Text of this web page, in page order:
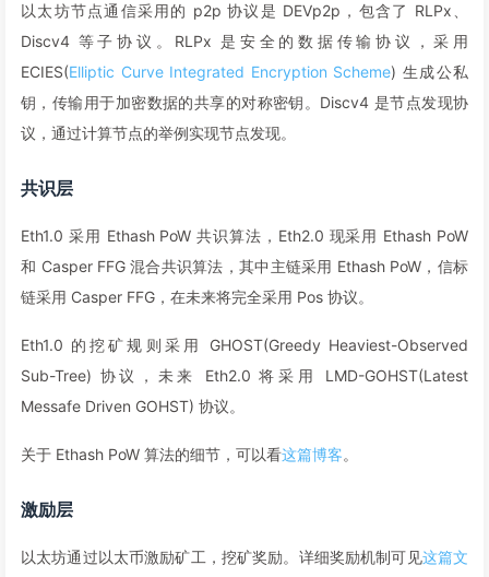
以太坊节点通信采用的 p2p 协议是 DEVp2p，包含了 RLPx、
Discv4 等子协议。RLPx 是安全的数据传输协议，采用
ECIES(Elliptic Curve Integrated Encryption Scheme) 生成公私
钥，传输用于加密数据的共享的对称密钥。Discv4 是节点发现协
议，通过计算节点的举例实现节点发现。
共识层
Eth1.0 采用 Ethash PoW 共识算法，Eth2.0 现采用 Ethash PoW
和 Casper FFG 混合共识算法，其中主链采用 Ethash PoW，信标
链采用 Casper FFG，在未来将完全采用 Pos 协议。
Eth1.0 的挖矿规则采用 GHOST(Greedy Heaviest-Observed
Sub-Tree) 协议，未来 Eth2.0 将采用 LMD-GOHST(Latest
Messafe Driven GOHST) 协议。
关于 Ethash PoW 算法的细节，可以看这篇博客。
激励层
以太坊通过以太币激励矿工，挖矿奖励。详细奖励机制可见这篇文